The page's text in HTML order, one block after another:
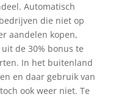
Automatisch
die niet op
aandelen kopen,
de 30% bonus te
In het buitenland
en daar gebruik van
ook weer niet. Te